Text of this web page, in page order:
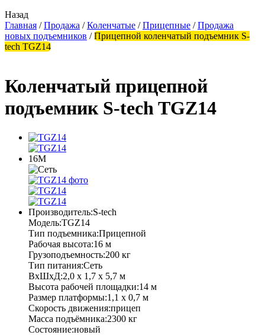
Назад
Главная / Продажа / Коленчатые / Прицепные / Продажа
новых подъемников / Прицепной коленчатый подъемник S-
tech TGZ14
Коленчатый прицепной
подъемник S-tech TGZ14
16М
Производитель:S-tech
Модель:TGZ14
Тип подъемника:Прицепной
Рабочая высота:16 м
Грузоподъемность:200 кг
Тип питания:Сеть
ВхШхД:2,0 х 1,7 х 5,7 м
Высота рабочей площадки:14 м
Размер платформы:1,1 х 0,7 м
Скорость движения:прицеп
Масса подъёмника:2300 кг
Состояние:новый